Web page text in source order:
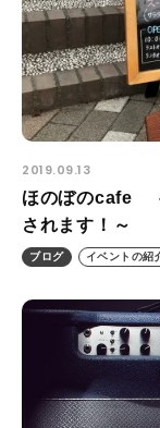
2019.09.13
ほのぼのcafe
されます！～
ブログ イベントの紹